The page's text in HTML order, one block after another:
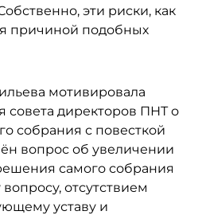
эти риски, как
причиной подобных
мотивировала
совета директоров ПНТ о
собрания с повесткой
вопрос об увеличении
самого собрания
отсутствием
уставу и